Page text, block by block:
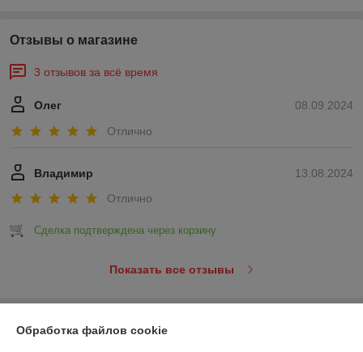
Отзывы о магазине
3 отзывов за всё время
08.09.2024
Олег
Отлично
13.08.2024
Владимир
Отлично
Сделка подтверждена через корзину
Показать все отзывы
О нас
Обработка файлов cookie